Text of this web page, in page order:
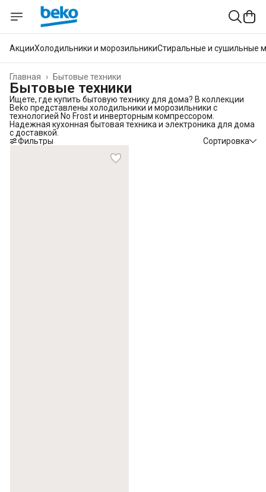
АкцииХолодильники и морозильникиСтиральные и сушильные
Бытовые техники
Главная ›
Бытовые техники
Ищете, где купить бытовую технику для дома? В коллекции
Beko представлены холодильники и морозильники с
технологией No Frost и инверторным компрессором.
Надежная кухонная бытовая техника и электроника для дома
с доставкой.
Фильтры
Сортировка